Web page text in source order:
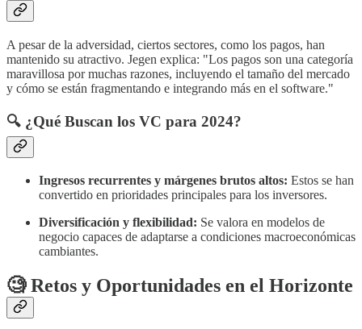
A pesar de la adversidad, ciertos sectores, como los pagos, han
mantenido su atractivo. Jegen explica: "Los pagos son una categoría
maravillosa por muchas razones, incluyendo el tamaño del mercado
y cómo se están fragmentando e integrando más en el software."
🔍 ¿Qué Buscan los VC para 2024?
Ingresos recurrentes y márgenes brutos altos: Estos se han
convertido en prioridades principales para los inversores.
Diversificación y flexibilidad: Se valora en modelos de
negocio capaces de adaptarse a condiciones macroeconómicas
cambiantes.
🧐 Retos y Oportunidades en el Horizonte